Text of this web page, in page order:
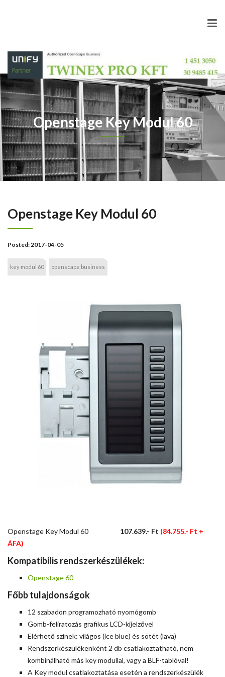
Openstage Key Modul 60
Openstage Key Modul 60
Posted:2017-04-05
key modul 60 openscape business
Openstage Key Modul 60
107.639.- Ft (84.755.- Ft +
ÁFA)
Kompatibilis rendszerkészülékek:
Openstage 60
Főbb tulajdonságok
12 szabadon programozható nyomógomb
Gomb-feliratozás grafikus LCD-kijelzővel
Elérhető színek: világos (ice blue) és sötét (lava)
Rendszerkészülékenként 2 db csatlakoztatható, nem
kombinálható más key modullal, vagy a BLF-tablóval!
A Key modul csatlakoztatása esetén a rendszerkészülék